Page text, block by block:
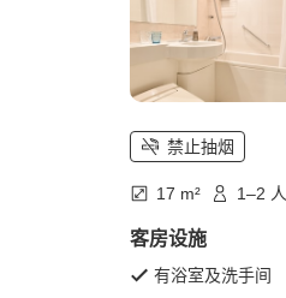
禁止抽烟
17 m² 1–2 人
客房设施
有浴室及洗手间